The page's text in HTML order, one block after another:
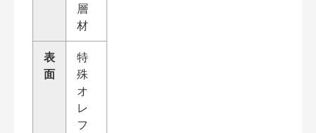
層
材
表
面
特
殊
オ
レ
フ